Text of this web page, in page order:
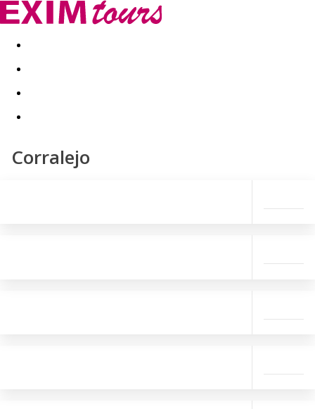
Akční nabídky Last minute
Corralejo